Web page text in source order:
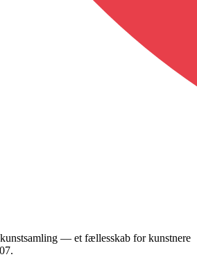
— et fællesskab for kunstnere